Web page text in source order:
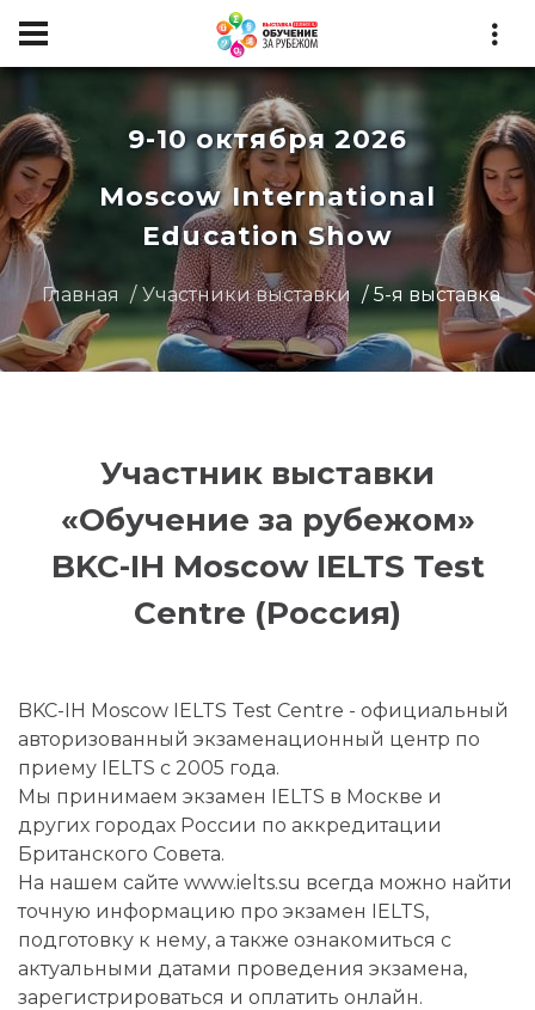
9-10 октября 2026
Moscow International
Education Show
Главная Участники выставки 5-я выставка
Участник выставки
«Обучение за рубежом»
BKC-IH Moscow IELTS Test
Centre (Россия)
BKC-IH Moscow IELTS Test Centre - официальный
авторизованный экзаменационный центр по
приему IELTS с 2005 года.
Мы принимаем экзамен IELTS в Москве и
других городах России по аккредитации
Британского Совета.
На нашем сайте www.ielts.su всегда можно найти
точную информацию про экзамен IELTS,
подготовку к нему, а также ознакомиться с
актуальными датами проведения экзамена,
зарегистрироваться и оплатить онлайн.